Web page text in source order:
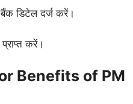
बैंक डिटेल दर्ज करें।
करें।
Benefits of PM